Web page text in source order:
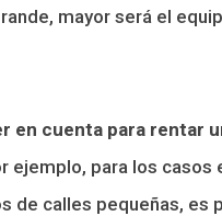
mayor será el
en cuenta para rentar
ejemplo, para los casos
de calles pequeñas, es